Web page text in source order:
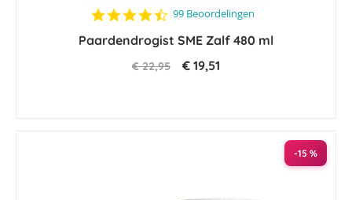
4.6
rating
99 Beoordelingen
Paardendrogist SME Zalf 480 ml
€ 22,95 € 19,51
-15 %